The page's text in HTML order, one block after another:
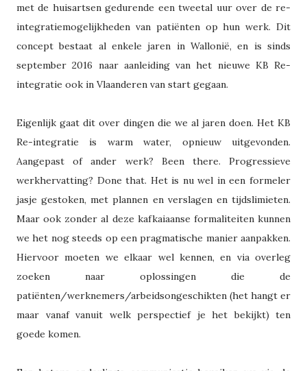
met de huisartsen gedurende een tweetal uur over de re-
integratiemogelijkheden van patiënten op hun werk. Dit
concept bestaat al enkele jaren in Wallonië, en is sinds
september 2016 naar aanleiding van het nieuwe KB Re-
integratie ook in Vlaanderen van start gegaan.
Eigenlijk gaat dit over dingen die we al jaren doen. Het KB
Re-integratie is warm water, opnieuw uitgevonden.
Aangepast of ander werk? Been there. Progressieve
werkhervatting? Done that. Het is nu wel in een formeler
jasje gestoken, met plannen en verslagen en tijdslimieten.
Maar ook zonder al deze kafkaiaanse formaliteiten kunnen
we het nog steeds op een pragmatische manier aanpakken.
Hiervoor moeten we elkaar wel kennen, en via overleg
zoeken naar oplossingen die de
patiënten/werknemers/arbeidsongeschikten (het hangt er
maar vanaf vanuit welk perspectief je het bekijkt) ten
goede komen.